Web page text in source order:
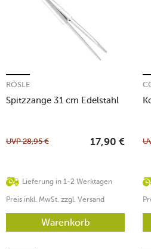
Spitzzange 31 cm Edelstahl
RÖSLE
Lieferung in 1-2 Werktagen
UVP28,95 € 17,90 €
Preis inkl. MwSt. zzgl. Versand
Warenkorb